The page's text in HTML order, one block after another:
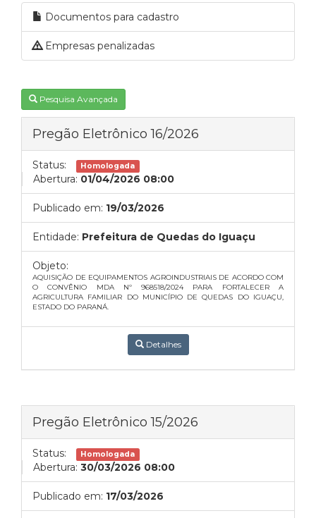
Documentos para cadastro
Empresas penalizadas
Pesquisa Avançada
Pregão Eletrônico 16/2026
Status: Homologada
Abertura: 01/04/2026 08:00
Publicado em: 19/03/2026
Entidade: Prefeitura de Quedas do Iguaçu
Objeto:
AQUISIÇÃO DE EQUIPAMENTOS AGROINDUSTRIAIS DE ACORDO COM
O CONVÊNIO MDA Nº 968518/2024 PARA FORTALECER A
AGRICULTURA FAMILIAR DO MUNICÍPIO DE QUEDAS DO IGUAÇU,
ESTADO DO PARANÁ.
Detalhes
Pregão Eletrônico 15/2026
Status: Homologada
Abertura: 30/03/2026 08:00
Publicado em: 17/03/2026